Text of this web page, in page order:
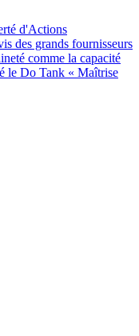
d'Actions
des grands fournisseurs
comme la capacité
le Do Tank « Maîtrise